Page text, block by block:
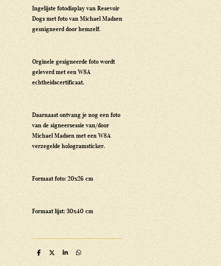
Ingelijste fotodisplay van Resevoir
Dogs met foto van Michael Madsen
gesnigneerd door hemzelf.
Orginele gesigneerde foto wordt
geleverd met een WSA
echtheidscertificaat.
Daarnaast ontvang je nog een foto
van de signeersessie van/door
Michael Madsen met een WSA
verzegelde hologramsticker.
Formaat foto: 20x26 cm
Formaat lijst: 30x40 cm
D
D
S
D